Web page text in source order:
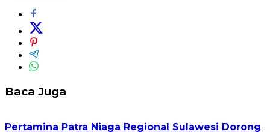
Baca Juga
Pertamina Patra Niaga Regional Sulawesi Dorong